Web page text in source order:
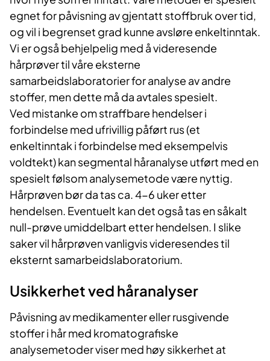
egnet for påvisning av gjentatt stoffbruk over tid,
og vil i begrenset grad kunne avsløre enkeltinntak.
Vi er også behjelpelig med å videresende
hårprøver til våre eksterne
samarbeidslaboratorier for analyse av andre
stoffer, men dette må da avtales spesielt.
Ved mistanke om straffbare hendelser i
forbindelse med ufrivillig påført rus (et
enkeltinntak i forbindelse med eksempelvis
voldtekt) kan segmental håranalyse utført med en
spesielt følsom analysemetode være nyttig.
Hårprøven bør da tas ca. 4-6 uker etter
hendelsen. Eventuelt kan det også tas en såkalt
null-prøve umiddelbart etter hendelsen. I slike
saker vil hårprøven vanligvis videresendes til
eksternt samarbeidslaboratorium.
Usikkerhet ved håranalyser
Påvisning av medikamenter eller rusgivende
stoffer i hår med kromatografiske
analysemetoder viser med høy sikkerhet at